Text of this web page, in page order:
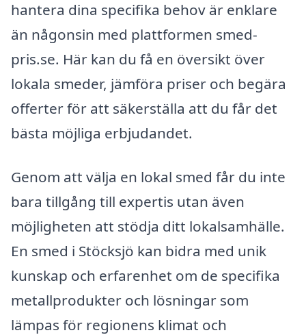
hantera dina specifika behov är enklare
än någonsin med plattformen smed-
pris.se. Här kan du få en översikt över
lokala smeder, jämföra priser och begära
offerter för att säkerställa att du får det
bästa möjliga erbjudandet.
Genom att välja en lokal smed får du inte
bara tillgång till expertis utan även
möjligheten att stödja ditt lokalsamhälle.
En smed i Stöcksjö kan bidra med unik
kunskap och erfarenhet om de specifika
metallprodukter och lösningar som
lämpas för regionens klimat och